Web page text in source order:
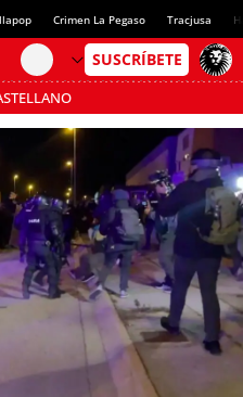
Crimen La Pegaso Tracjusa